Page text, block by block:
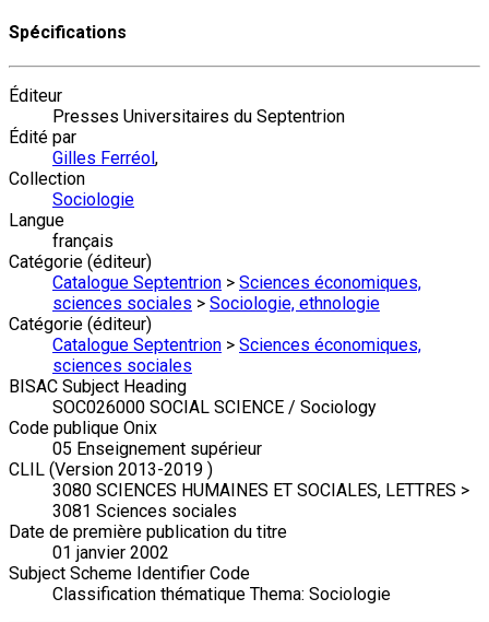
Spécifications
Éditeur
Presses Universitaires du Septentrion
Édité par
Gilles Ferréol ,
Collection
Sociologie
Langue
français
Catégorie (éditeur)
Catalogue Septentrion > Sciences économiques,
sciences sociales > Sociologie, ethnologie
Catégorie (éditeur)
Catalogue Septentrion > Sciences économiques,
sciences sociales
BISAC Subject Heading
SOC026000 SOCIAL SCIENCE / Sociology
Code publique Onix
05 Enseignement supérieur
CLIL (Version 2013-2019 )
3080 SCIENCES HUMAINES ET SOCIALES, LETTRES >
3081 Sciences sociales
Date de première publication du titre
01 janvier 2002
Subject Scheme Identifier Code
Classification thématique Thema: Sociologie